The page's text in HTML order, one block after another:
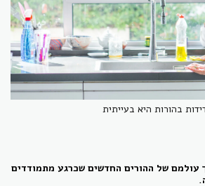
בהורות היא בעייתית
עולמם של ההורים החדשים שכרגע מתמודדים